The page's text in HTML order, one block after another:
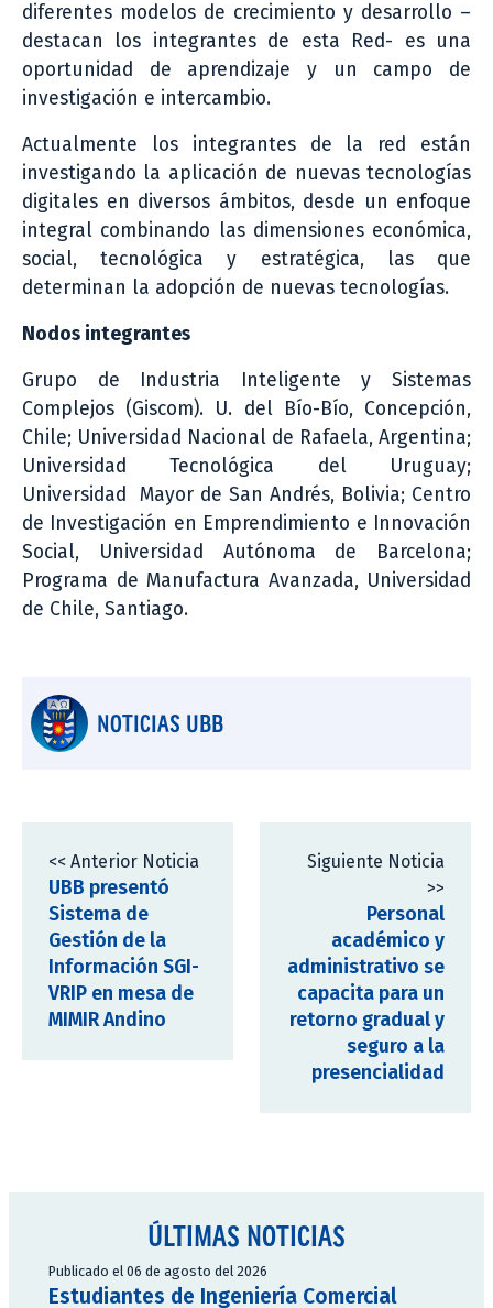
diferentes modelos de crecimiento y desarrollo –
destacan los integrantes de esta Red- es una
oportunidad de aprendizaje y un campo de
investigación e intercambio.
Actualmente los integrantes de la red están
investigando la aplicación de nuevas tecnologías
digitales en diversos ámbitos, desde un enfoque
integral combinando las dimensiones económica,
social, tecnológica y estratégica, las que
determinan la adopción de nuevas tecnologías.
Nodos integrantes
Grupo de Industria Inteligente y Sistemas
Complejos (Giscom). U. del Bío-Bío, Concepción,
Chile; Universidad Nacional de Rafaela, Argentina;
Universidad Tecnológica del Uruguay;
Universidad Mayor de San Andrés, Bolivia; Centro
de Investigación en Emprendimiento e Innovación
Social, Universidad Autónoma de Barcelona;
Programa de Manufactura Avanzada, Universidad
de Chile, Santiago.
NOTICIAS UBB
<< Anterior Noticia
UBB presentó
Sistema de
Gestión de la
Información SGI-
VRIP en mesa de
MIMIR Andino
Siguiente Noticia
>>
Personal
académico y
administrativo se
capacita para un
retorno gradual y
seguro a la
presencialidad
ÚLTIMAS NOTICIAS
Publicado el 06 de agosto del 2026
Estudiantes de Ingeniería Comercial